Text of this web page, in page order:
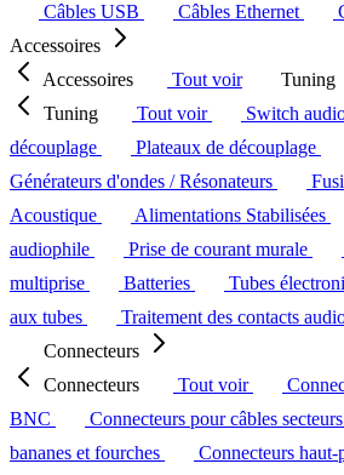
Câbles USB
Câbles Ethernet
Accessoires
Accessoires
Tout voir
Tuning
Tuning
Tout voir Switch
découplage
Plateaux de découplage
Générateurs d'ondes / Résonateurs
Acoustique
Alimentations Stabilisées
audiophile
Prise de courant murale
multiprise
Batteries
Tubes
aux tubes
Traitement des contacts
Connecteurs
Connecteurs
Tout voir
BNC
Connecteurs pour câbles secteurs
bananes et fourches
Connecteurs haut-